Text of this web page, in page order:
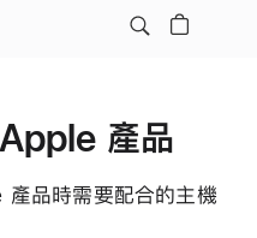
產品
品時需要配合的主機